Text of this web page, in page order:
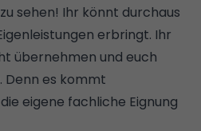
sehen! Ihr könnt durchaus
erbringt. Ihr
übernehmen und euch
Denn es kommt
eigene fachliche Eignung